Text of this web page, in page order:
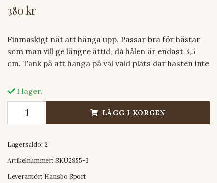
380 kr
Finmaskigt nät att hänga upp. Passar bra för hästar
som man vill ge längre ättid, då hålen är endast 3,5
cm. Tänk på att hänga på väl vald plats där hästen inte
I lager.
LÄGG I KORGEN
Lagersaldo: 2
Artikelnummer: SKU2955-3
Leverantör: Hansbo Sport